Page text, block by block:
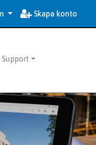
Skapa konto
Support